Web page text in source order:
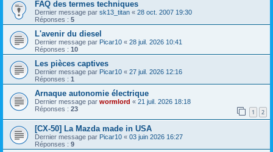
FAQ des termes techniques
Dernier message par sk13_titan « 28 oct. 2007 19:30
Réponses : 5
L'avenir du diesel
Dernier message par Picar10 « 28 juil. 2026 10:41
Réponses : 10
Les pièces captives
Dernier message par Picar10 « 27 juil. 2026 12:16
Réponses : 1
Arnaque autonomie électrique
Dernier message par wormlord « 21 juil. 2026 18:18
Réponses : 23 1 2
[CX-50] La Mazda made in USA
Dernier message par Picar10 « 03 juin 2026 16:27
Réponses : 9